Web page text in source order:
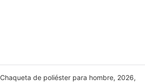
Chaqueta de poliéster para hombre, 2026,